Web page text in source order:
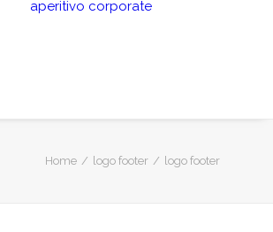
aperitivo corporate
Home logo footer logo footer